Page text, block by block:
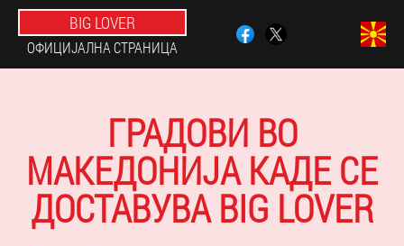
BIG LOVER
ОФИЦИЈАЛНА СТРАНИЦА
ГРАДОВИ ВО
МАКЕДОНИЈА КАДЕ СЕ
ДОСТАВУВА BIG LOVER